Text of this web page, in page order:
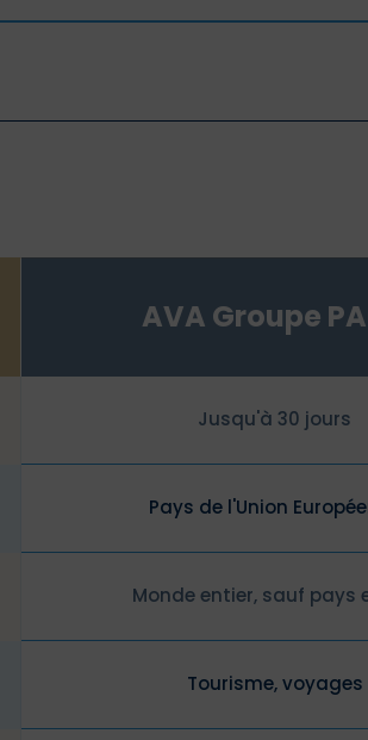
AVA Groupe
Jusqu'à 30 jours
Pays de l'Union
Monde entier, sauf pays
Tourisme, voyages